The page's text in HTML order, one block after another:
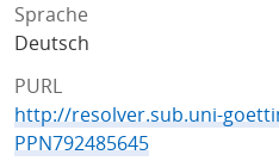
Sprache
Deutsch
PURL
http://resolver.sub.uni-
PPN792485645